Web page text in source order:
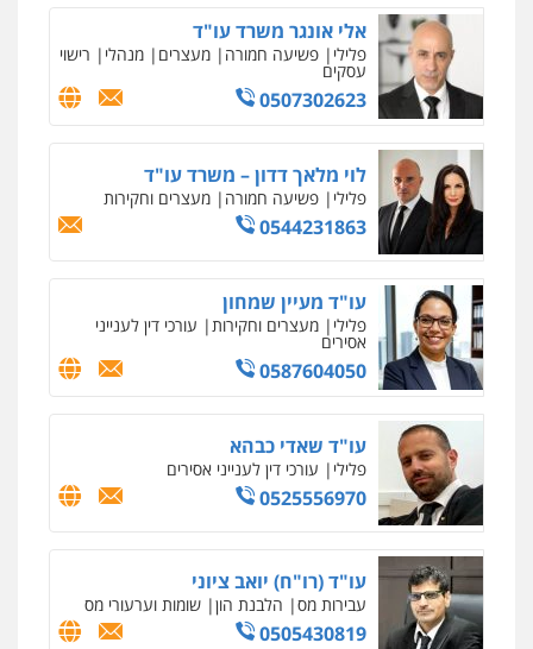
אלי אונגר משרד עו"ד
פלילי פשיעה חמורה מעצרים מנהלי רישוי
עסקים
0507302623
לוי מלאך דדון – משרד עו"ד
פלילי פשיעה חמורה מעצרים וחקירות
0544231863
עו"ד מעיין שמחון
פלילי מעצרים וחקירות עורכי דין לענייני
אסירים
0587604050
עו"ד שאדי כבהא
פלילי עורכי דין לענייני אסירים
0525556970
עו"ד (רו"ח) יואב ציוני
עבירות מס הלבנת הון שומות וערעורי מס
0505430819